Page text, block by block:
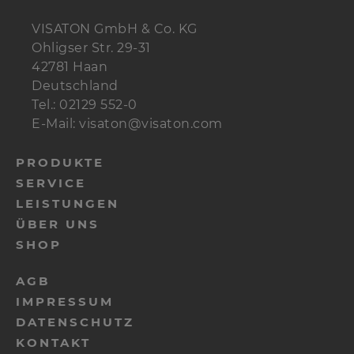
Kabel 2 x 1,5 mm²
VISATON GmbH & Co. KG
Ohligser Str. 29-31
42781 Haan
Deutschland
Tel.: 02129 552-0
E-Mail: visaton@visaton.com
PRODUKTE
SERVICE
LEISTUNGEN
ÜBER UNS
SHOP
AGB
IMPRESSUM
DATENSCHUTZ
KONTAKT